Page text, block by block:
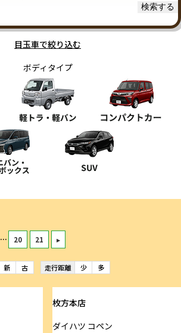
目玉車で絞り込む
ボディタイプ
... 20 21 ▸
新 古 走行距離 少 多
枚方本店
ダイハツ コペン